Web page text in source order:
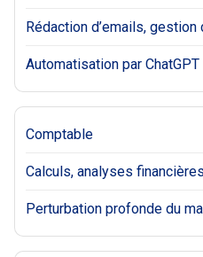
Rédaction d’emails, gestion
Automatisation par ChatGPT
Comptable
Calculs, analyses financières
Perturbation profonde du